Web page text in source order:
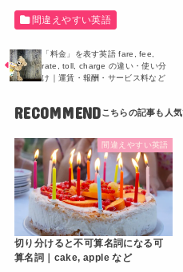
間違えやすい英語
「料金」を表す英語 fare, fee,
rate, toll, charge の違い・使い分
け｜運賃・報酬・サービス料など
RECOMMEND
間違えやすい英語
切り分けると不可算名詞になる可
算名詞｜cake, apple など